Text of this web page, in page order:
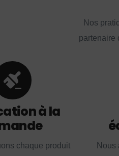
Nos
partenaire
à la
chaque produit
Nous